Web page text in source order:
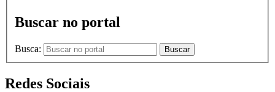
Buscar no portal
Busca: Buscar
Redes Sociais